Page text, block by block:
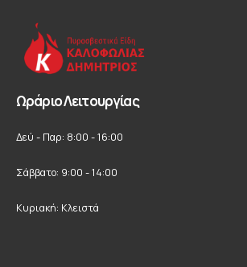
Ωράριο Λειτουργίας
Δεύ - Παρ: 8:00 - 16:00
Σάββατο: 9:00 - 14:00
Κυριακή: Κλειστά